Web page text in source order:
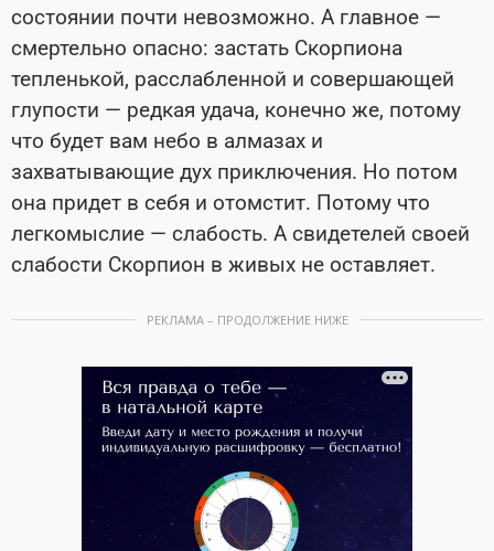
состоянии почти невозможно. А главное —
смертельно опасно: застать Скорпиона
тепленькой, расслабленной и совершающей
глупости — редкая удача, конечно же, потому
что будет вам небо в алмазах и
захватывающие дух приключения. Но потом
она придет в себя и отомстит. Потому что
легкомыслие — слабость. А свидетелей своей
слабости Скорпион в живых не оставляет.
РЕКЛАМА – ПРОДОЛЖЕНИЕ НИЖЕ